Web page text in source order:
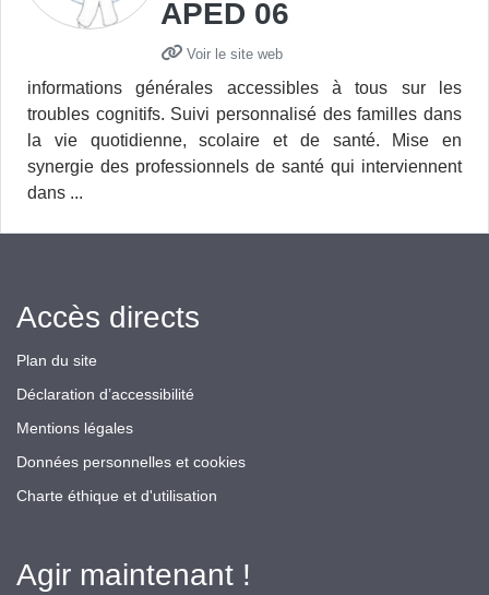
APED 06
Voir le site web
informations générales accessibles à tous sur les
troubles cognitifs. Suivi personnalisé des familles dans
la vie quotidienne, scolaire et de santé. Mise en
synergie des professionnels de santé qui interviennent
dans ...
Accès directs
Plan du site
Déclaration d’accessibilité
Mentions légales
Données personnelles et cookies
Charte éthique et d'utilisation
Agir maintenant !